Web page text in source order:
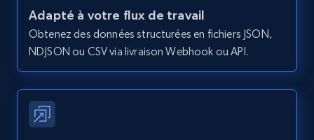
Zpid, City, State, HomeStatus, Address,
IsListingClaimedByCurrentSignedInUser,
IsCurrentSignedInAgentResponsible, Bedrooms,
and more.
Adapté à votre flux de travail
Obtenez des données structurées en fichiers JSON,
NDJSON ou CSV via livraison Webhook ou API.